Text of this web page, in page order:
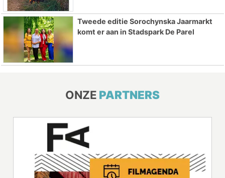
Tweede editie Sorochynska Jaarmarkt
komt er aan in Stadspark De Parel
ONZE PARTNERS